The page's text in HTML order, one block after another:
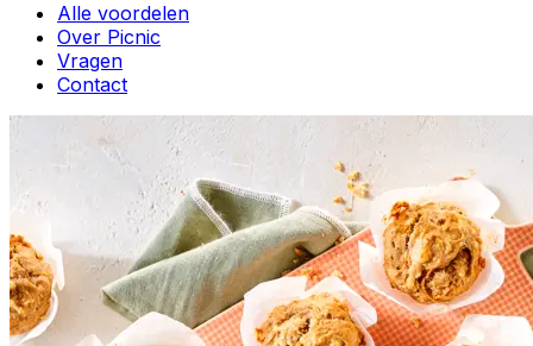
Alle voordelen
Over Picnic
Vragen
Contact